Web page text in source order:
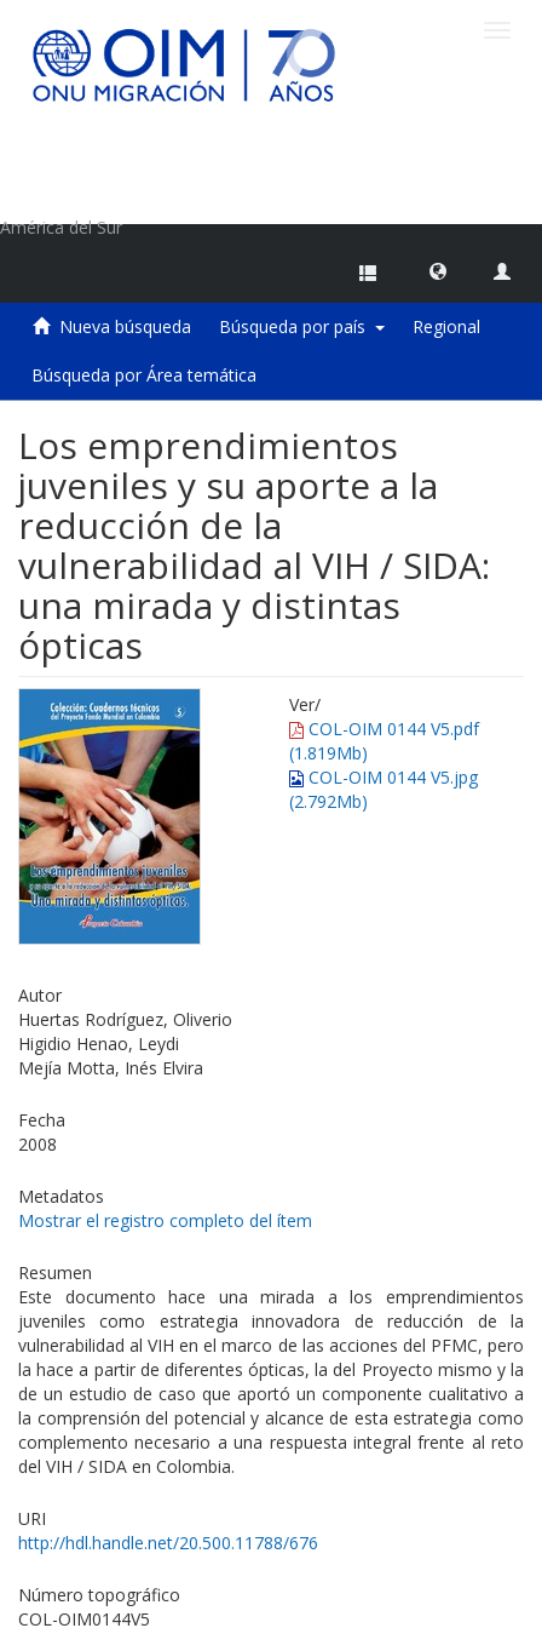
América del Sur
Nueva búsqueda Búsqueda por país Regional
Búsqueda por Área temática
Los emprendimientos
juveniles y su aporte a la
reducción de la
vulnerabilidad al VIH / SIDA:
una mirada y distintas
ópticas
Ver/
COL-OIM 0144 V5.pdf
(1.819Mb)
COL-OIM 0144 V5.jpg
(2.792Mb)
Autor
Huertas Rodríguez, Oliverio
Higidio Henao, Leydi
Mejía Motta, Inés Elvira
Fecha
2008
Metadatos
Mostrar el registro completo del ítem
Resumen
Este documento hace una mirada a los emprendimientos
juveniles como estrategia innovadora de reducción de la
vulnerabilidad al VIH en el marco de las acciones del PFMC, pero
la hace a partir de diferentes ópticas, la del Proyecto mismo y la
de un estudio de caso que aportó un componente cualitativo a
la comprensión del potencial y alcance de esta estrategia como
complemento necesario a una respuesta integral frente al reto
del VIH / SIDA en Colombia.
URI
http://hdl.handle.net/20.500.11788/676
Número topográfico
COL-OIM0144V5